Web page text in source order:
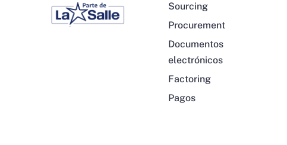
Sourcing
Procurement
Documentos
electrónicos
Factoring
Pagos